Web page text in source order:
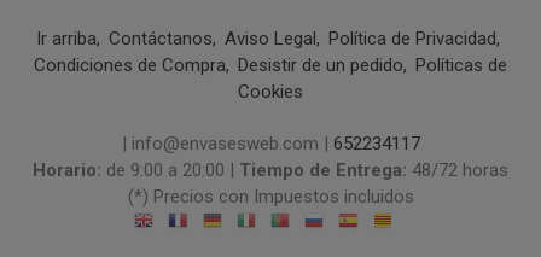
Ir arriba Contáctanos Aviso Legal
Política de Privacidad
Condiciones de Compra
Desistir de un pedido
Políticas de
Cookies
| info@envasesweb.com | 652234117
Horario: de 9:00 a 20:00 | Tiempo de Entrega: 48/72 horas
(*) Precios con Impuestos incluidos